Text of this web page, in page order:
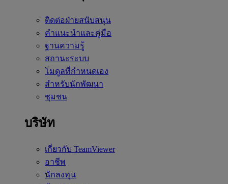
ติดต่อฝ่ายสนับสนุน
คำแนะนำและคู่มือ
ฐานความรู้
สถานะระบบ
โมดูลที่กำหนดเอง
สำหรับนักพัฒนา
ชุมชน
บริษัท
เกี่ยวกับ TeamViewer
อาชีพ
นักลงทุน